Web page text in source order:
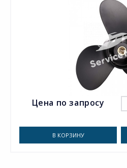
Цена по запросу
В КОРЗИНУ